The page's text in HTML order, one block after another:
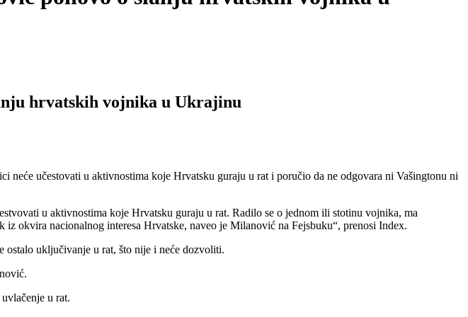
hrvatskih vojnika u Ukrajinu
učestovati u aktivnostima koje Hrvatsku guraju u rat i poručio da ne odgovara ni Vašingtonu ni
u aktivnostima koje Hrvatsku guraju u rat. Radilo se o jednom ili stotinu vojnika, ma
okvira nacionalnog interesa Hrvatske, naveo je Milanović na Fejsbuku“, prenosi Index.
ostalo uključivanje u rat, što nije i neće dozvoliti.
u rat.